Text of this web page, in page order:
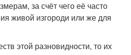
за счёт чего её часто
живой изгороди или же для
этой разновидности, то их